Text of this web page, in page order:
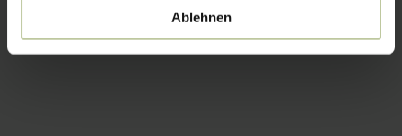
Ablehnen